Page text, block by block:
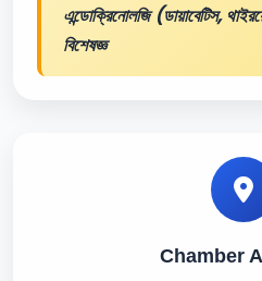
এন্ডোক্রিনোলজি (ডায়াবেটিস,
বিশেষজ্ঞ
Chamber